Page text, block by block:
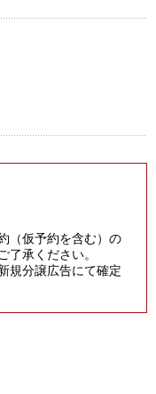
（仮予約を含む）の
了承ください。
規分譲広告にて確定